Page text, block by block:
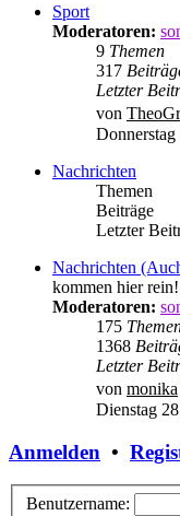
Sport
Moderatoren:
9 Themen
317
Letzter
von
Donnerstag
Nachrichten
Themen
Beiträge
Letzter
Nachrichten
kommen hier rein!
Moderatoren:
175
1368
Letzter
von monika
Dienstag
Anmelden •
Benutzername: